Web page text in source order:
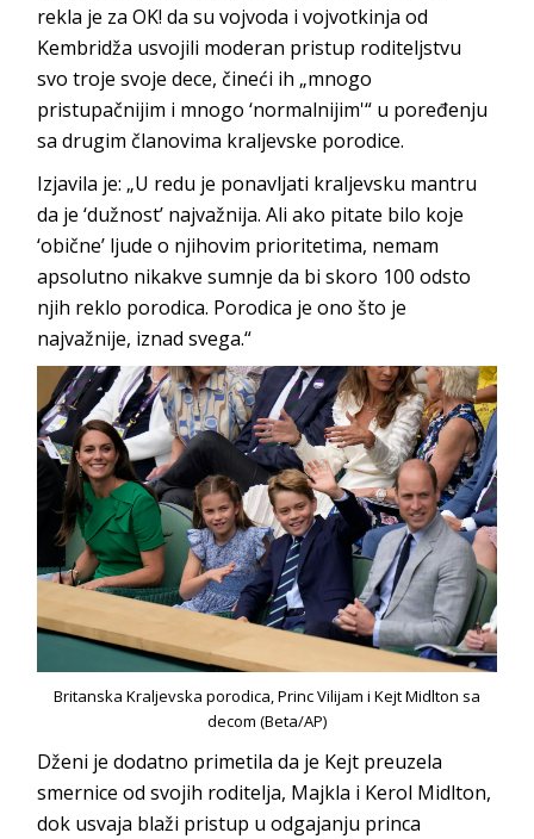
rekla je za OK! da su vojvoda i vojvotkinja od
Kembridža usvojili moderan pristup roditeljstvu
svo troje svoje dece, čineći ih „mnogo
pristupačnijim i mnogo ‘normalnijim'“ u poređenju
sa drugim članovima kraljevske porodice.
Izjavila je: „U redu je ponavljati kraljevsku mantru
da je ‘dužnost’ najvažnija. Ali ako pitate bilo koje
‘obične’ ljude o njihovim prioritetima, nemam
apsolutno nikakve sumnje da bi skoro 100 odsto
njih reklo porodica. Porodica je ono što je
najvažnije, iznad svega.“
Britanska Kraljevska porodica, Princ Vilijam i Kejt Midlton sa
decom (Beta/AP)
Dženi je dodatno primetila da je Kejt preuzela
smernice od svojih roditelja, Majkla i Kerol Midlton,
dok usvaja blaži pristup u odgajanju princa